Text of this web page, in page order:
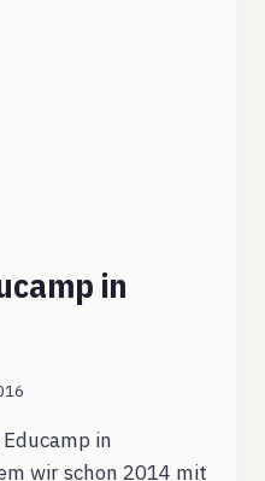
in
in
wir schon 2014 mit